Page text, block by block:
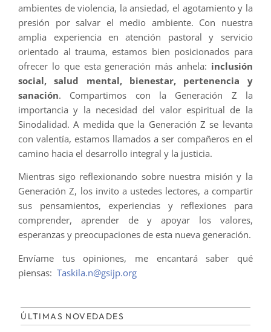
ambientes de violencia, la ansiedad, el agotamiento y la
presión por salvar el medio ambiente. Con nuestra
amplia experiencia en atención pastoral y servicio
orientado al trauma, estamos bien posicionados para
ofrecer lo que esta generación más anhela: inclusión
social, salud mental, bienestar, pertenencia y
sanación. Compartimos con la Generación Z la
importancia y la necesidad del valor espiritual de la
Sinodalidad. A medida que la Generación Z se levanta
con valentía, estamos llamados a ser compañeros en el
camino hacia el desarrollo integral y la justicia.
Mientras sigo reflexionando sobre nuestra misión y la
Generación Z, los invito a ustedes lectores, a compartir
sus pensamientos, experiencias y reflexiones para
comprender, aprender de y apoyar los valores,
esperanzas y preocupaciones de esta nueva generación.
Envíame tus opiniones, me encantará saber qué
piensas:Taskila.n@gsijp.org
ÚLTIMAS NOVEDADES